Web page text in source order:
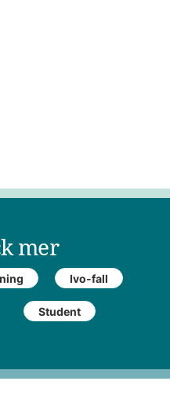
mer
Ivo-fall
Student